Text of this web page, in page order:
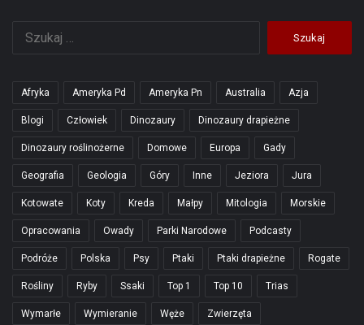
Afryka Ameryka Pd Ameryka Pn Australia Azja
Blogi Człowiek Dinozaury Dinozaury drapieżne
Dinozaury roślinożerne Domowe Europa Gady
Geografia Geologia Góry Inne Jeziora Jura
Kotowate Koty Kreda Małpy Mitologia Morskie
Opracowania Owady Parki Narodowe Podcasty
Podróże Polska Psy Ptaki Ptaki drapieżne Rogate
Rośliny Ryby Ssaki Top 1 Top 10 Trias
Wymarłe Wymieranie Węże Zwierzęta